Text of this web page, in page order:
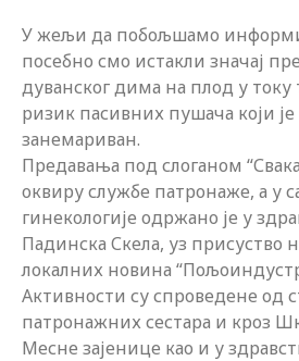
У жељи да побољшамо
посебно смо истакли значај
дуванског дима на плод у току
ризик пасивних пушача који
занемариван.
Предавања под слоганом
оквиру службе патронаже, а у
гинекологије одржано је у
Падинска Скела, уз присуство
локалних новина
Активности су спроведене од
патронажних сестара и кроз
Месне зајенице као и у